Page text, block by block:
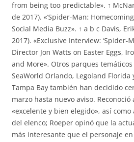
from being too predictable». ↑
de 2017). «‘Spider-Man:
Social Media Buzz». ↑ a b c Davis,
2017). «Exclusive Interview: ‘Spider-
Director Jon Watts on Easter Eggs,
and More». Otros parques
SeaWorld Orlando, Legoland Florida
Tampa Bay también han decidido
marzo hasta nuevo aviso. Reconoció
«excelente y bien elegido», así
del elenco; Roeper opinó que la
más interesante que el personaje